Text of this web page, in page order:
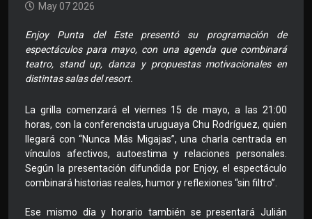
May 07 2026
Enjoy Punta del Este presentó su programación de
espectáculos para mayo, con una agenda que combinará
teatro, stand up, danza y propuestas motivacionales en
distintas salas del resort.
La grilla comenzará el viernes 15 de mayo, a las 21:00
horas, con la conferencista uruguaya Chu Rodríguez, quien
llegará con “Nunca Más Migajas”, una charla centrada en
vínculos afectivos, autoestima y relaciones personales.
Según la presentación difundida por Enjoy, el espectáculo
combinará historias reales, humor y reflexiones “sin filtro”.
Ese mismo día y horario también se presentará Julián